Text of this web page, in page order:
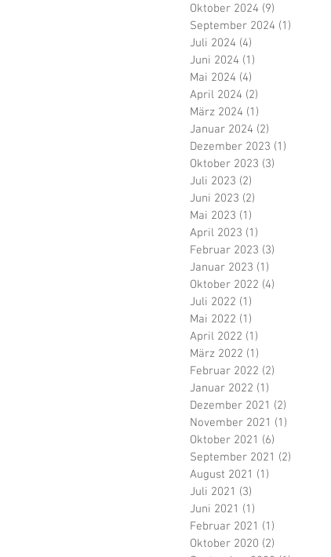
Oktober 2024 (9)
September 2024 (1)
Juli 2024 (4)
Juni 2024 (1)
Mai 2024 (4)
April 2024 (2)
März 2024 (1)
Januar 2024 (2)
Dezember 2023 (1)
Oktober 2023 (3)
Juli 2023 (2)
Juni 2023 (2)
Mai 2023 (1)
April 2023 (1)
Februar 2023 (3)
Januar 2023 (1)
Oktober 2022 (4)
Juli 2022 (1)
Mai 2022 (1)
April 2022 (1)
März 2022 (1)
Februar 2022 (2)
Januar 2022 (1)
Dezember 2021 (2)
November 2021 (1)
Oktober 2021 (6)
September 2021 (2)
August 2021 (1)
Juli 2021 (3)
Juni 2021 (1)
Februar 2021 (1)
Oktober 2020 (2)